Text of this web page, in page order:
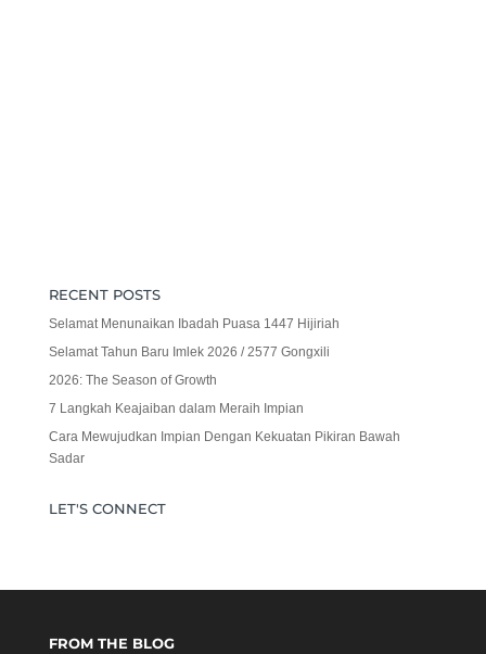
RECENT POSTS
Selamat Menunaikan Ibadah Puasa 1447 Hijiriah
Selamat Tahun Baru Imlek 2026 / 2577 Gongxili
2026: The Season of Growth
7 Langkah Keajaiban dalam Meraih Impian
Cara Mewujudkan Impian Dengan Kekuatan Pikiran Bawah
Sadar
LET'S CONNECT
FROM THE BLOG